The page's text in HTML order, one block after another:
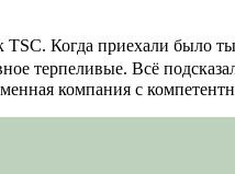
Когда приехали было
терпеливые. Всё
компания с